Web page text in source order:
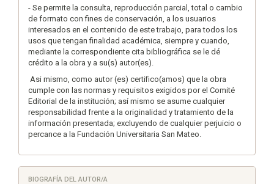
- Se permite la consulta, reproducción parcial, total o cambio
de formato con fines de conservación, a los usuarios
interesados en el contenido de este trabajo, para todos los
usos que tengan finalidad académica, siempre y cuando,
mediante la correspondiente cita bibliográfica se le dé
crédito a la obra y a su(s) autor(es).
Asi mismo, como autor (es) certifico(amos) que la obra
cumple con las normas y requisitos exigidos por el Comité
Editorial de la institución; así mismo se asume cualquier
responsabilidad frente a la originalidad y tratamiento de la
información presentada; excluyendo de cualquier perjuicio o
percance a la Fundación Universitaria San Mateo.
BIOGRAFÍA DEL AUTOR/A